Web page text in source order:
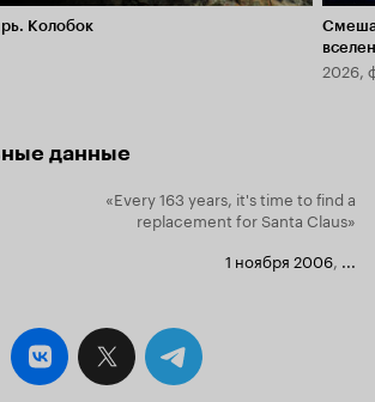
Колобок
2026,
данные
«Every 163 years, it's time to find a
replacement for Santa Claus»
1 ноября 2006, ...